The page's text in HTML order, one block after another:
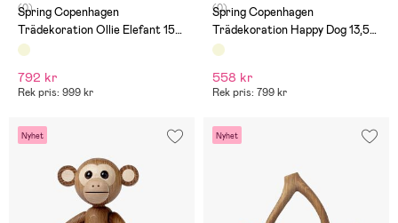
(0)
Spring Copenhagen
Trädekoration Ollie Elefant 15
cm
792 kr
Rek pris: 999 kr
(0)
Spring Copenhagen
Trädekoration Happy Dog 13,5
cm
558 kr
Rek pris: 799 kr
Nyhet Nyhet